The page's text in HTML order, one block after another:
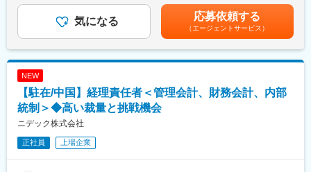
・管理会計の業務経験がある方
・事業部門と円滑にコミュニケーションが取れる方
■休日や福利厚生：
業所毎に設定）
・教育制度: 各種研修、Eラーニングプログラムなど
・居住支援: 社宅、独身寮、住宅補助など
変更の範囲：会社の定める業務
・原価構造の分析、改善テーマの企画・実行・フォロー
※固定資産業務の大部分をアウトソースしています。
なっていただける方をお待ちしています。
■キャリアパス
佐倉事業所の原価Gにてスタートいただき、いずれは本社での主
計、管理会計、税務、財務業務などご経験や適性に応じてお任せ
ます。月給(月額)は固定手当を含めた表記です。
気になる 応募依頼する
（エージェントサービス）
NEW
【駐在/中国】経理責任者＜管理会計、財務会計、内部
統制＞◆高い裁量と挑戦機会
ニデック株式会社
正社員 上場企業